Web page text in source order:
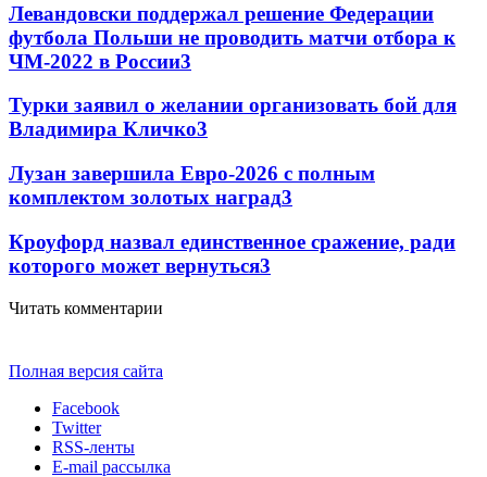
Левандовски поддержал решение Федерации
футбола Польши не проводить матчи отбора к
ЧМ-2022 в России3
Турки заявил о желании организовать бой для
Владимира Кличко3
Лузан завершила Евро-2026 с полным
комплектом золотых наград3
Кроуфорд назвал единственное сражение, ради
которого может вернуться3
Читать комментарии
Полная версия сайта
Facebook
Twitter
RSS-ленты
E-mail рассылка